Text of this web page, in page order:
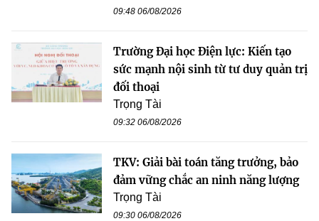
09:48 06/08/2026
Trường Đại học Điện lực: Kiến tạo
sức mạnh nội sinh từ tư duy quản trị
đối thoại
Trọng Tài
09:32 06/08/2026
TKV: Giải bài toán tăng trưởng, bảo
đảm vững chắc an ninh năng lượng
Trọng Tài
09:30 06/08/2026